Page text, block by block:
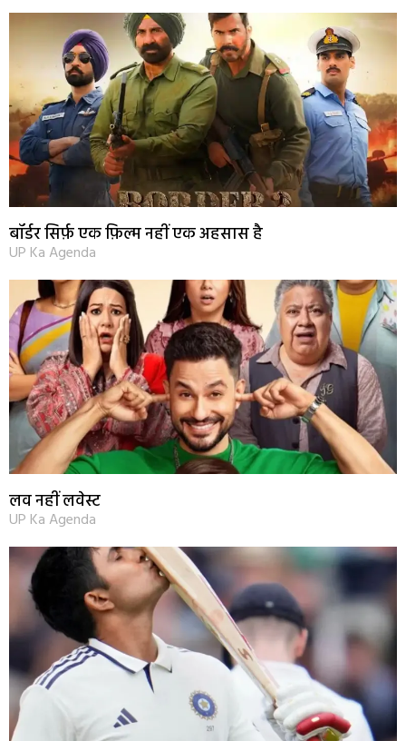
बॉर्डर सिर्फ़ एक फ़िल्म नहीं एक अहसास है
UP Ka Agenda
लव नहीं लवेस्ट
UP Ka Agenda